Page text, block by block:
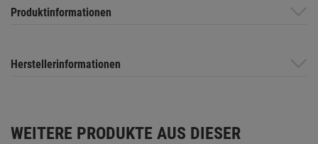
Produktinformationen
Herstellerinformationen
WEITERE PRODUKTE AUS DIESER